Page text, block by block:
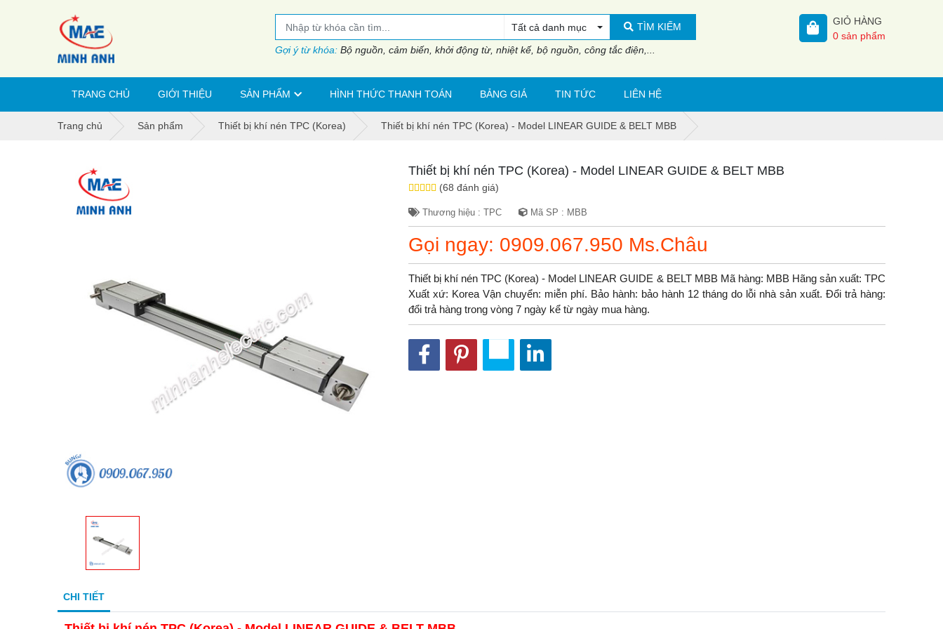
Tất cả danh mục TÌM KIẾM
Gợi ý từ khóa: Bộ nguồn, cảm biến, khởi động từ, nhiệt kế, bộ nguồn, công tắc điện,...
GIỎ HÀNG
0 sản phẩm
TRANG CHỦ GIỚI THIỆU SẢN PHẨM HÌNH THỨC THANH TOÁN BẢNG GIÁ TIN TỨC LIÊN HỆ
Trang chủ Sản phẩm Thiết bị khí nén TPC (Korea) Thiết bị khí nén TPC (Korea) - Model LINEAR GUIDE & BELT MBB
Thiết bị khí nén TPC (Korea) - Model LINEAR GUIDE & BELT MBB
(68 đánh giá)
Thương hiệu : TPC Mã SP : MBB
Gọi ngay: 0909.067.950 Ms.Châu
Thiết bị khí nén TPC (Korea) - Model LINEAR GUIDE & BELT MBB Mã hàng: MBB Hãng sản xuất: TPC
Xuất xứ: Korea Vận chuyển: miễn phí. Bảo hành: bảo hành 12 tháng do lỗi nhà sản xuất. Đổi trả hàng:
đổi trả hàng trong vòng 7 ngày kể từ ngày mua hàng.
CHI TIẾT